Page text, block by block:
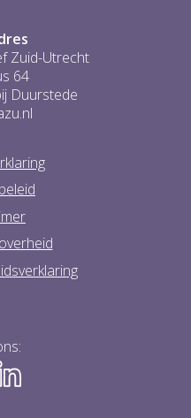
Zuid-Utrecht
64
Duurstede